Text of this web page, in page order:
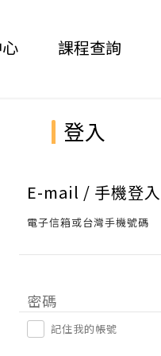
課程查詢
登入
E-mail / 手機登入
電子信箱或台灣手機號碼
密碼
記住我的帳號